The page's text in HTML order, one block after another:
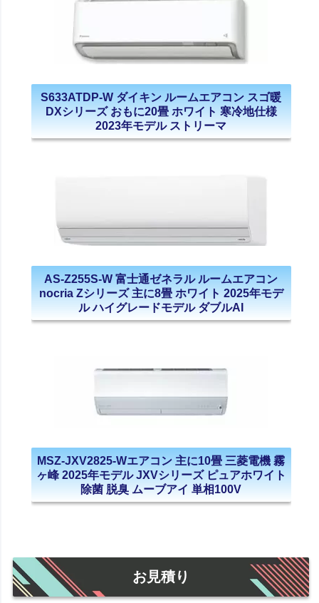
S633ATDP-W ダイキン ルームエアコン スゴ暖
DXシリーズ おもに20畳 ホワイト 寒冷地仕様
2023年モデル ストリーマ
AS-Z255S-W 富士通ゼネラル ルームエアコン
nocria Zシリーズ 主に8畳 ホワイト 2025年モデ
ル ハイグレードモデル ダブルAI
MSZ-JXV2825-Wエアコン 主に10畳 三菱電機 霧
ヶ峰 2025年モデル JXVシリーズ ピュアホワイト
除菌 脱臭 ムーブアイ 単相100V
お見積り